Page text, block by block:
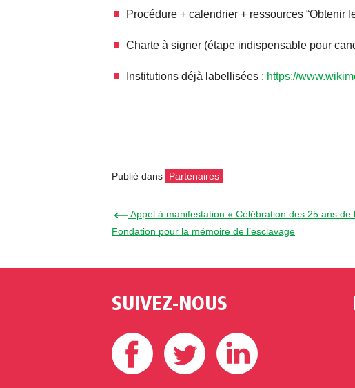
Procédure + calendrier + ressources “Obtenir
Charte à signer (étape indispensable pour
Institutions déjà labellisées : https://
Publié dans Partenaires
← Appel à manifestation « Célébration des 25 ans de
Fondation pour la mémoire de l’esclavage
SUIVEZ-NOUS
Facebook Twitter